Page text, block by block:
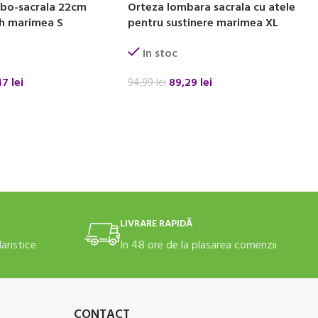
sacrala 22cm
marimea S
lei
Orteza lombara sacrala cu atele
pentru sustinere marimea XL
In stoc
94,99lei 89,29 lei
LIVRARE RAPIDĂ
In 48 ore de la plasarea comenzii